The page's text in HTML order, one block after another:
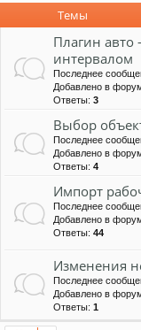
Темы
Плагин авто
интервалом
Последнее
Добавлено в
Ответы: 3
Выбор
Последнее
Добавлено в
Ответы: 4
Импорт
Последнее
Добавлено в
Ответы: 44
Изменения
Последнее
Добавлено в
Ответы: 1